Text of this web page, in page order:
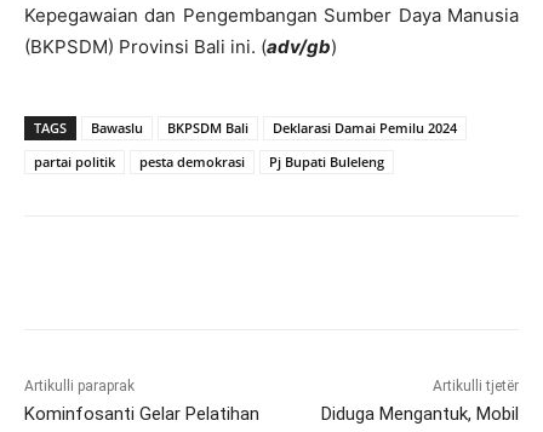
Kepegawaian dan Pengembangan Sumber Daya Manusia
(BKPSDM) Provinsi Bali ini. (adv/gb)
TAGS Bawaslu BKPSDM Bali
Deklarasi Damai Pemilu 2024
partai politik
pesta demokrasi Pj Bupati Buleleng
Artikulli paraprak
Kominfosanti Gelar Pelatihan
Artikulli tjetër
Diduga Mengantuk, Mobil